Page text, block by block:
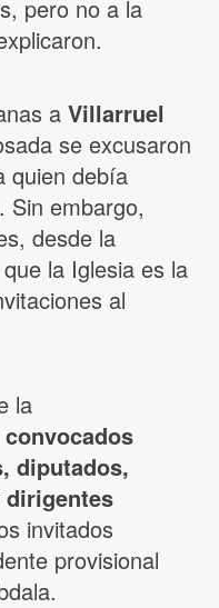
pero no a la
a Villarruel
se excusaron
quien debía
Sin embargo,
desde la
la Iglesia es la
al
la
diputados,
invitados
provisional